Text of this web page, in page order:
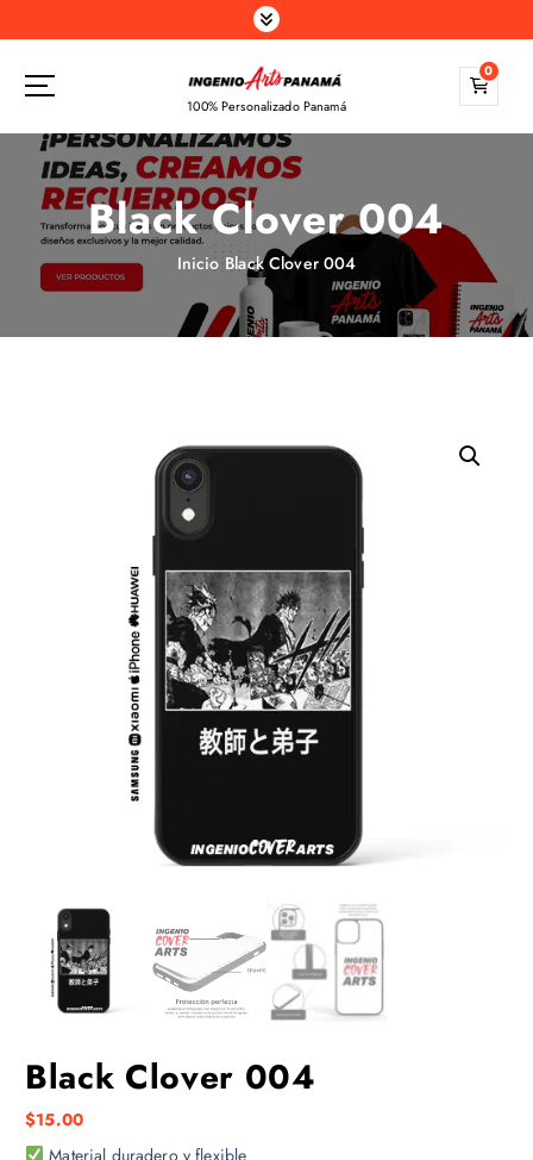
a
e
100% Personalizado Panamá
0
Black Clover 004
Inicio Black Clover 004
Black Clover 004
$15.00
Material duradero y flexible